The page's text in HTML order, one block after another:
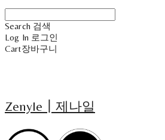
Search 검색
Log In 로그인
Cart장바구니
Zenyle┃제나일